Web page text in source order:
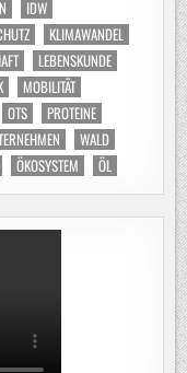
IDW
KLIMAWANDEL
LEBENSKUNDE
MOBILITÄT
OTS
PROTEINE
WALD
ÖKOSYSTEM ÖL